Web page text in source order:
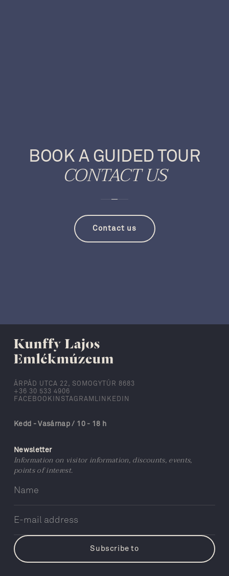
BOOK A GUIDED TOUR
CONTACT US
Contact us
Kedd - Vasárnap / 10 - 18 h
ÁRPÁD UTCA 22, SOMOGYTÚR 8683
+36 30 533 4906
FACEBOOK
INSTAGRAM LINKEDIN
Newsletter
Information on visitor information, discounts, events,
points of interest.